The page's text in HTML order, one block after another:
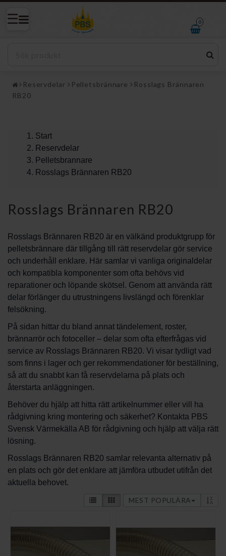
0
Reservdelar Pelletsbrännare
Rosslags Brännaren
RB20
Start
Reservdelar
Pelletsbrannare
Rosslags Brännaren RB20
Rosslags Brännaren RB20
Rosslags Brännaren RB20 är en välkänd produktgrupp för
pelletsbrännare där tillgång till rätt reservdelar gör service
och underhåll enklare. Här samlar vi vanliga originaldelar
och kompatibla komponenter som ofta behövs vid
reparationer och löpande skötsel. Genom att använda rätt
delar förlänger du utrustningens livslängd och förenklar
felsökning.
På sidan hittar du bland annat tändelement, roster,
brännarrör och fotoceller – delar som ofta efterfrågas vid
service av Rosslags Brännaren RB20. Vi visar tydligt vad
som finns i lager och ger rekommendationer för beställning,
så att du snabbt kan få reservdelarna på plats och
återstarta anläggningen.
Behöver du hjälp att hitta rätt artikelnummer eller vill ha
rådgivning kring montering och säkerhet? Kontakta PBS
Svensk Värmekälla AB för rådgivning och hjälp att välja rätt
lösning.
Rosslags Brännaren RB20 samlar relevanta alternativ på
en plats och gör det enklare att jämföra utbudet utifrån det
aktuella behovet.
MEST POPULÄRA